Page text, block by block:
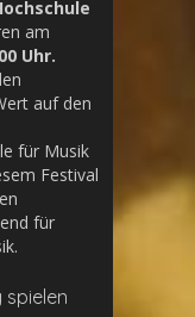
am
Uhr.
auf den
für Musik
Festival
für